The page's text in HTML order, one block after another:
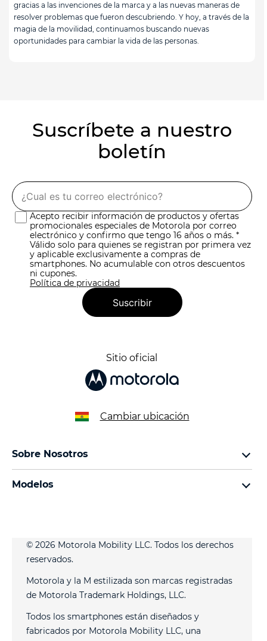
gracias a las invenciones de la marca y a las nuevas maneras de
resolver problemas que fueron descubriendo. Y hoy, a través de la
magia de la movilidad, continuamos buscando nuevas
oportunidades para cambiar la vida de las personas.
Suscríbete a nuestro
boletín
Suscribir
Acepto recibir información de productos y ofertas
promocionales especiales de Motorola por correo
electrónico y confirmo que tengo 16 años o más. *
Válido solo para quienes se registran por primera vez
y aplicable exclusivamente a compras de
smartphones. No acumulable con otros descuentos
ni cupones.
Política de privacidad
Sitio oficial
Cambiar ubicación
Sobre Nosotros
aviso de privacidad de producto
Modelos
familia moto g
familia moto e
© 2026 Motorola Mobility LLC. Todos los derechos
reservados.
Motorola y la M estilizada son marcas registradas
de Motorola Trademark Holdings, LLC.
Todos los smartphones están diseñados y
fabricados por Motorola Mobility LLC, una